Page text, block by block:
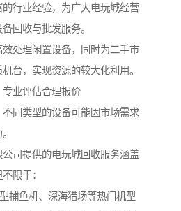
行业经验，为广大电玩城经营
回收与批发服务。
处理闲置设备，同时为二手市
台，实现资源的较大化利用。
业评估合理报价
同类型的设备可能因市场需求
司提供的电玩城回收服务涵盖
限于：
捕鱼机、深海猎场等热门机型